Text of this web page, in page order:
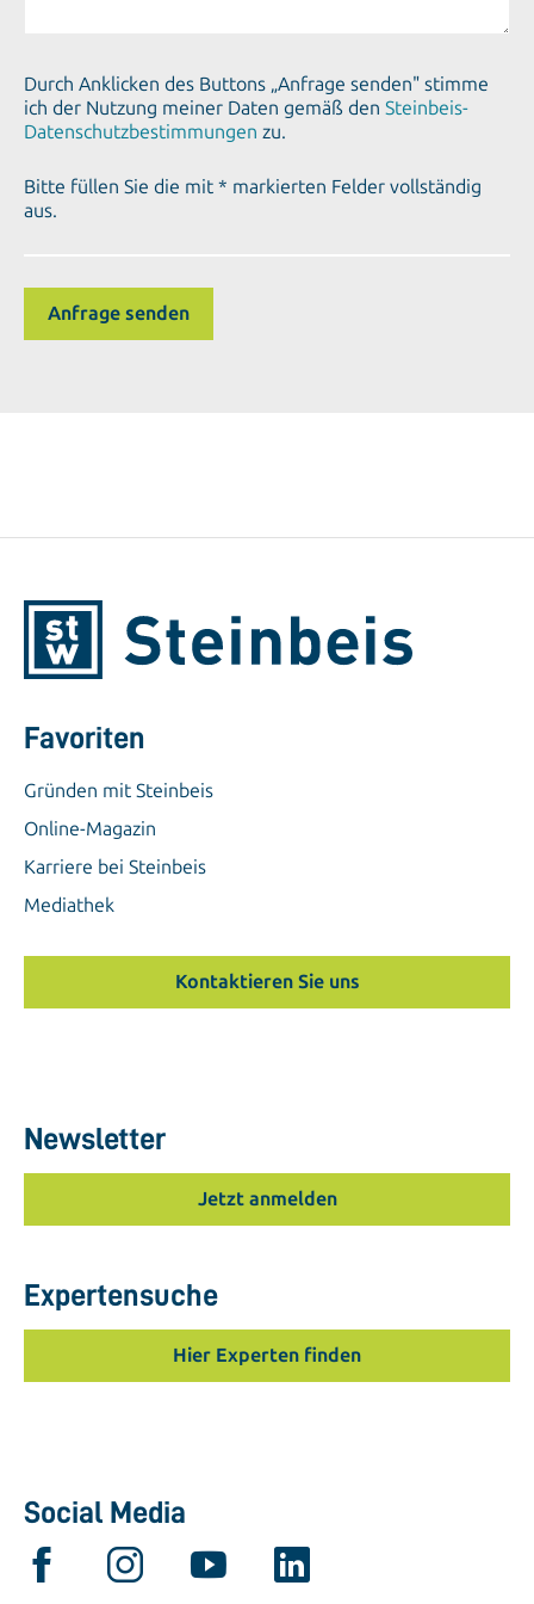
Durch Anklicken des Buttons „Anfrage senden" stimme
ich der Nutzung meiner Daten gemäß den Steinbeis-
Datenschutzbestimmungen zu.
Bitte füllen Sie die mit * markierten Felder vollständig
aus.
Favoriten
Gründen mit Steinbeis
Online-Magazin
Karriere bei Steinbeis
Mediathek
Kontaktieren Sie uns
Newsletter
Jetzt anmelden
Expertensuche
Hier Experten finden
Social Media